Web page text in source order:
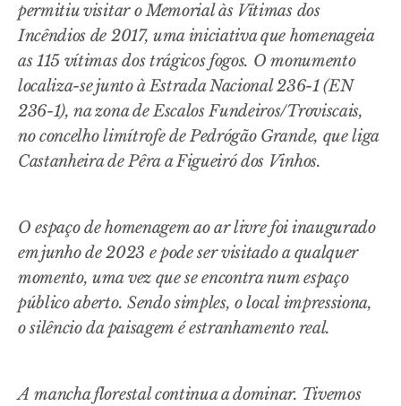
permitiu visitar o Memorial às Vítimas dos
Incêndios de 2017, uma iniciativa que homenageia
as 115 vítimas dos trágicos fogos. O monumento
localiza-se junto à Estrada Nacional 236-1 (EN
236-1), na zona de Escalos Fundeiros/Troviscais,
no concelho limítrofe de Pedrógão Grande, que liga
Castanheira de Pêra a Figueiró dos Vinhos.
O espaço de homenagem ao ar livre foi inaugurado
em junho de 2023 e pode ser visitado a qualquer
momento, uma vez que se encontra num espaço
público aberto. Sendo simples, o local impressiona,
o silêncio da paisagem é estranhamento real.
A mancha florestal continua a dominar. Tivemos